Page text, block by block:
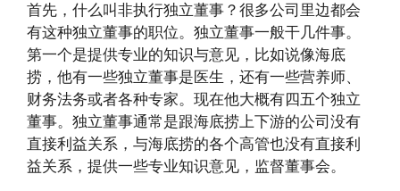
首先，什么叫非执行独立董事？很多公司里边都会
有这种独立董事的职位。独立董事一般干几件事。
第一个是提供专业的知识与意见，比如说像海底
捞，他有一些独立董事是医生，还有一些营养师、
财务法务或者各种专家。现在他大概有四五个独立
董事。独立董事通常是跟海底捞上下游的公司没有
直接利益关系，与海底捞的各个高管也没有直接利
益关系，提供一些专业知识意见，监督董事会。